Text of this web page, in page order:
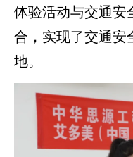
体验活动与交通安
合，实现了交通安
地。